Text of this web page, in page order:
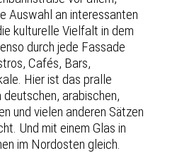
Auswahl an interessanten
kulturelle Vielfalt in dem
durch jede Fassade
Cafés, Bars,
Hier ist das pralle
arabischen,
und vielen anderen Sätzen
Und mit einem Glas in
im Nordosten gleich.